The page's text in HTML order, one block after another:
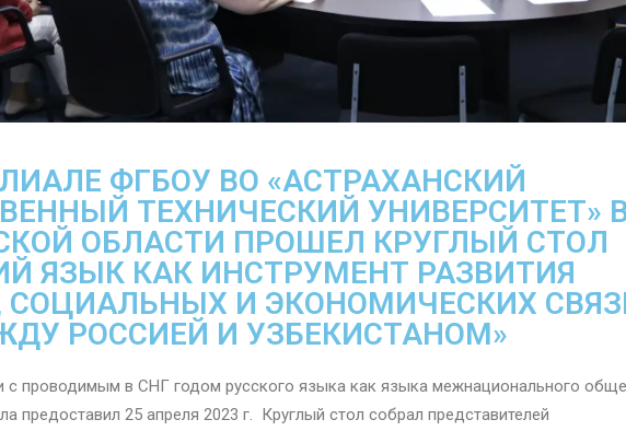
ФГБОУ ВО «АСТРАХАНСКИЙ
ТЕХНИЧЕСКИЙ УНИВЕРСИТЕТ»
ОБЛАСТИ ПРОШЕЛ КРУГЛЫЙ СТОЛ
ЯЗЫК КАК ИНСТРУМЕНТ РАЗВИТИЯ
СОЦИАЛЬНЫХ И ЭКОНОМИЧЕСКИХ
РОССИЕЙ И УЗБЕКИСТАНОМ»
с проводимым в СНГ годом русского языка как языка межнационального
предоставил 25 апреля 2023 г. Круглый стол собрал представителей